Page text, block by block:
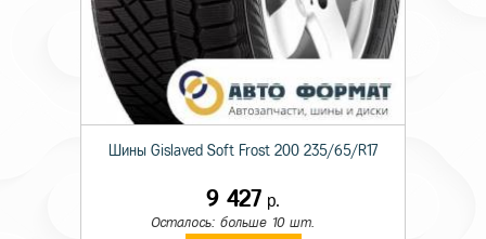
Шины Gislaved Soft Frost 200 235/65/R17
9 427 р.
Осталось: больше 10 шт.